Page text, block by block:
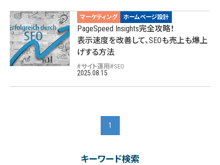
マーケティング ホームページ設計
PageSpeed Insights完全攻略！
表示速度を改善して、SEOも売上も爆上
げする方法
サイト運用 SEO
2025.08.15
1
キーワード検索